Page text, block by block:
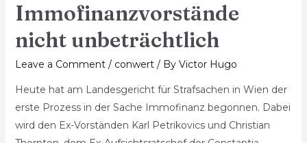
Immofinanzvorstände
nicht unbeträchtlich
Leave a Comment / conwert/ By Victor Hugo
Heute hat am Landesgericht für Strafsachen in Wien der
erste Prozess in der Sache Immofinanz begonnen. Dabei
wird den Ex-Vorständen Karl Petrikovics und Christian